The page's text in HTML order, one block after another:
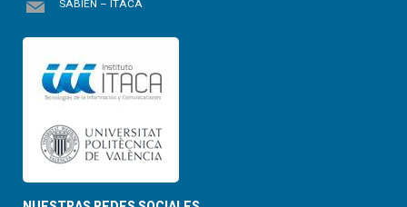
SABIEN – ITACA